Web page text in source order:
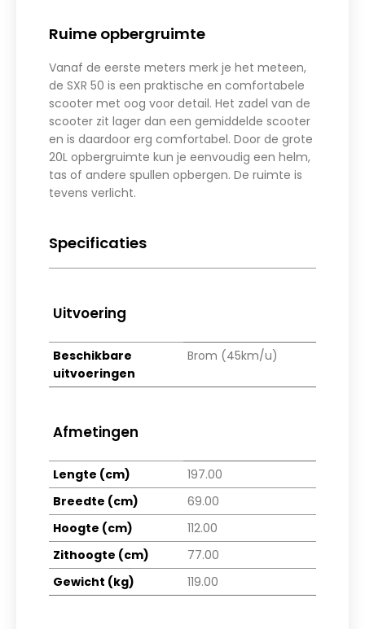
Ruime opbergruimte
Vanaf de eerste meters merk je het meteen,
de SXR 50 is een praktische en comfortabele
scooter met oog voor detail. Het zadel van de
scooter zit lager dan een gemiddelde scooter
en is daardoor erg comfortabel. Door de grote
20L opbergruimte kun je eenvoudig een helm,
tas of andere spullen opbergen. De ruimte is
tevens verlicht.
Specificaties
Uitvoering
Beschikbare
uitvoeringen
Brom (45km/u)
Afmetingen
Lengte (cm)
197.00
Breedte (cm)
69.00
Hoogte (cm)
112.00
Zithoogte (cm)
77.00
Gewicht (kg)
119.00